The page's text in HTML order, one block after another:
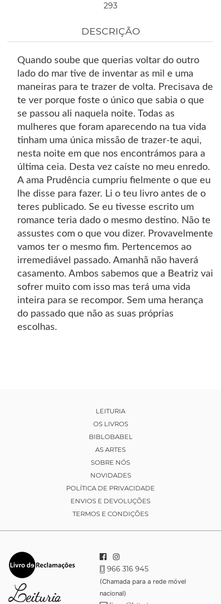
293
DESCRIÇÃO
Quando soube que querias voltar do outro
lado do mar tive de inventar as mil e uma
maneiras para te trazer de volta. Precisava de
te ver porque foste o único que sabia o que
se passou ali naquela noite. Todas as
mulheres que foram aparecendo na tua vida
tinham uma única missão de trazer-te aqui,
nesta noite em que nos encontrámos para a
última ceia. Desta vez caíste no meu enredo.
A ama Prudência cumpriu fielmente o que eu
lhe disse para fazer. Li o teu livro antes de o
teres publicado. Se eu tivesse escrito um
romance teria dado o mesmo destino. Não te
assustes com o que vou dizer. Provavelmente
vamos ter o mesmo fim. Pertencemos ao
irremediável passado. Amanhã não haverá
casamento. Ambos sabemos que a Beatriz vai
sofrer muito com isso mas terá uma vida
inteira para se recompor. Sem uma herança
do passado que não as suas próprias
escolhas.
LEITURIA
OS LIVROS
BIBLOBABEL
AS ARTES
SOBRE NÓS
NOVIDADES
POLÍTICA DE PRIVACIDADE
ENVIOS E DEVOLUÇÕES
TERMOS E CONDIÇÕES
966 316 945
(Chamada para a rede móvel
nacional)